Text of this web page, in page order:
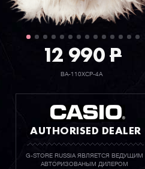
12 990P
BA-110XCP-4A
AUTHORISED DEALER
G-STORE RUSSIA ЯВЛЯЕТСЯ ВЕДУЩИМ
АВТОРИЗОВАНЫМ ДИЛЕРОМ